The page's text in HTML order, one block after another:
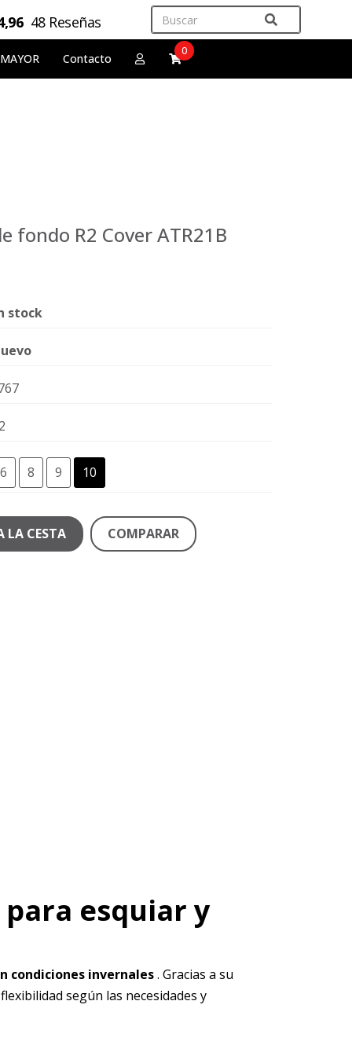
48 Reseñas
Contacto
0
fondo R2 Cover ATR21B
stock
6 8 9 10
LA CESTA COMPARAR
esquiar y
condiciones invernales. Gracias a su
según las necesidades y